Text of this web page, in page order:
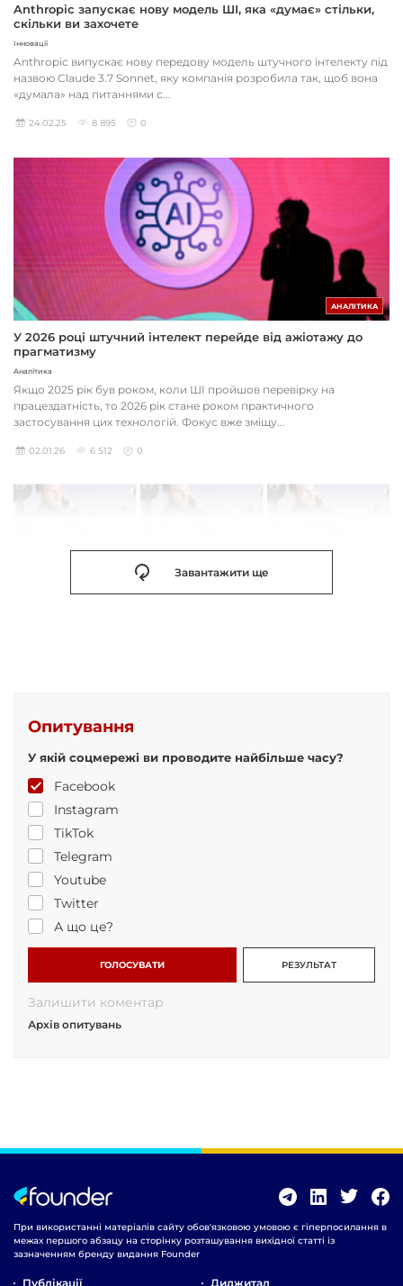
Anthropic запускає нову модель ШІ, яка «думає» стільки,
скільки ви захочете
Інновації
Anthropic випускає нову передову модель штучного інтелекту під
назвою Claude 3.7 Sonnet, яку компанія розробила так, щоб вона
«думала» над питаннями с...
24.02.25 8 895 0
АНАЛІТИКА
У 2026 році штучний інтелект перейде від ажіотажу до
прагматизму
Аналітика
Якщо 2025 рік був роком, коли ШІ пройшов перевірку на
працездатність, то 2026 рік стане роком практичного
застосування цих технологій. Фокус вже зміщу...
02.01.26 6 512 0
Завантажити ще
Опитування
У якій соцмережі ви проводите найбільше часу?
Facebook
Instagram
TikTok
Telegram
Youtube
Twitter
А що це?
ГОЛОСУВАТИ РЕЗУЛЬТАТ
Залишити коментар
Архів опитувань
При використанні матеріалів сайту обов'язковою умовою є гіперпосилання в
межах першого абзацу на сторінку розташування вихідної статті із
зазначенням бренду видання Founder
Публікації Диджитал